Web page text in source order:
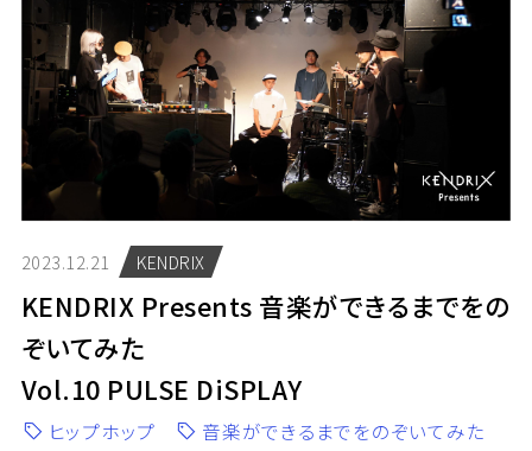
2023.12.21 KENDRIX
KENDRIX Presents 音楽ができるまでをの
ぞいてみた
Vol.10 PULSE DiSPLAY
ヒップホップ
音楽ができるまでをのぞいてみた